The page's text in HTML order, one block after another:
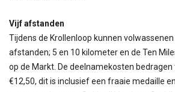
Vijf afstanden
Tijdens de Krollenloop kunnen
afstanden; 5 en 10 kilometer en de Ten
op de Markt. De deelnamekosten
€12,50, dit is inclusief een fraaie medaille